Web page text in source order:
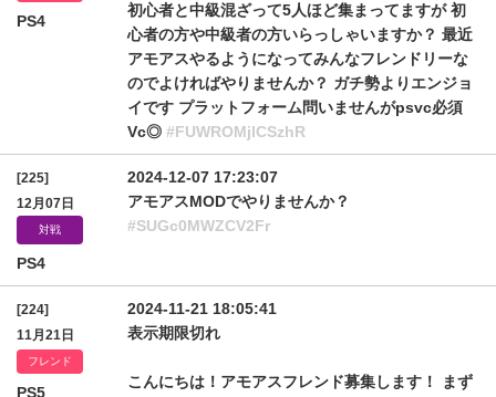
PS4
初心者と中級混ざって5人ほど集まってますが 初
心者の方や中級者の方いらっしゃいますか？ 最近
アモアスやるようになってみんなフレンドリーな
のでよければやりませんか？ ガチ勢よりエンジョ
イです プラットフォーム問いませんがpsvc必須
Vc◎ #FUWROMjlCSzhR
[225]
12月07日
対戦
PS4
2024-12-07 17:23:07
アモアスMODでやりませんか？
#SUGc0MWZCV2Fr
[224]
11月21日
フレンド
PS5
2024-11-21 18:05:41
表示期限切れ
こんにちは！アモアスフレンド募集します！ まず